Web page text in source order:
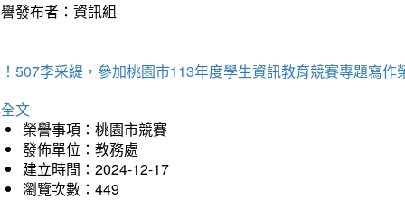
發布者：資訊組
507李采緹，參加桃園市113年度學生資訊教育競賽專題寫作
文
榮譽事項：桃園市競賽
發佈單位：教務處
建立時間：2024-12-17
瀏覽次數：449